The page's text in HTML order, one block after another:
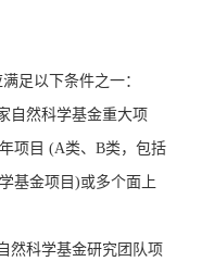
足以下条件之一：
自然科学基金重大项
项目 (A类、B类，包括
基金项目)或多个面上
然科学基金研究团队项